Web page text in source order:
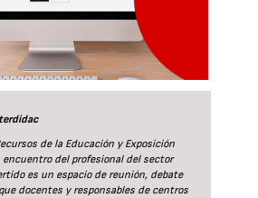
de la Educación y Exposición
encuentro del profesional del sector
es un espacio de reunión, debate
docentes y responsables de centros